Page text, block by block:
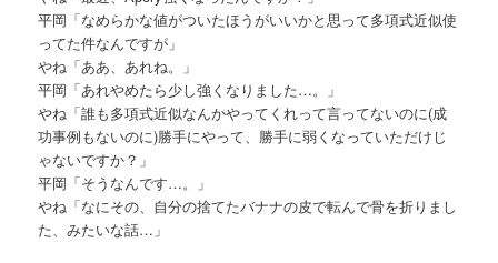
平岡「なめらかな値がついたほうがいいかと思って多項式近似使
ってた件なんですが」
やね「ああ、あれね。」
平岡「あれやめたら少し強くなりました…。」
やね「誰も多項式近似なんかやってくれって言ってないのに(成
功事例もないのに)勝手にやって、勝手に弱くなっていただけじ
ゃないですか？」
平岡「そうなんです…。」
やね「なにその、自分の捨てたバナナの皮で転んで骨を折りまし
た、みたいな話…」